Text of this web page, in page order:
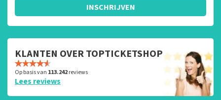
INSCHRIJVEN
KLANTEN OVER TOPTICKETSHOP
Op basis van 113.242reviews
Lees reviews